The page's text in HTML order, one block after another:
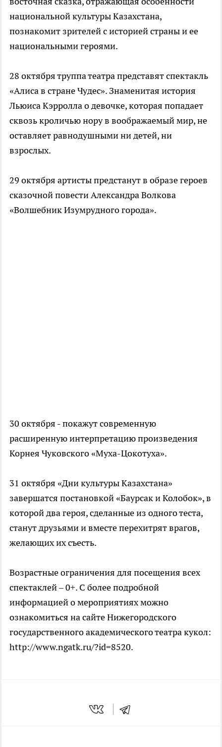
национальной культуры Казахстана,
познакомит зрителей с историей страны и ее
национальными героями.
28 октября труппа театра представят спектакль
«Алиса в стране Чудес». Знаменитая история
Льюиса Кэрролла о девочке, которая попадает
сквозь кроличью нору в воображаемый мир, не
оставляет равнодушными ни детей, ни
взрослых.
29 октября артисты предстанут в образе героев
сказочной повести Александра Волкова
«Волшебник Изумрудного города».
30 октября - покажут современную
расширенную интерпретацию произведения
Корнея Чуковского «Муха-Цокотуха».
31 октября «Дни культуры Казахстана»
завершатся постановкой «Баурсак и Колобок», в
которой два героя, сделанные из одного теста,
станут друзьями и вместе перехитрят врагов,
желающих их съесть.
Возрастные ограничения для посещения всех
спектаклей – 0+. С более подробной
информацией о мероприятиях можно
ознакомиться на сайте Нижегородского
государственного академического театра кукол:
http://www.ngatk.ru/?id=8520.